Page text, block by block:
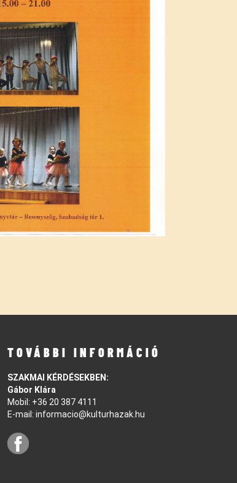
TOVÁBBI INFORMÁCIÓ
SZAKMAI KÉRDÉSEKBEN:
Gábor Klára
Mobil: +36 20 387 4111
E-mail: informacio@kulturhazak.hu